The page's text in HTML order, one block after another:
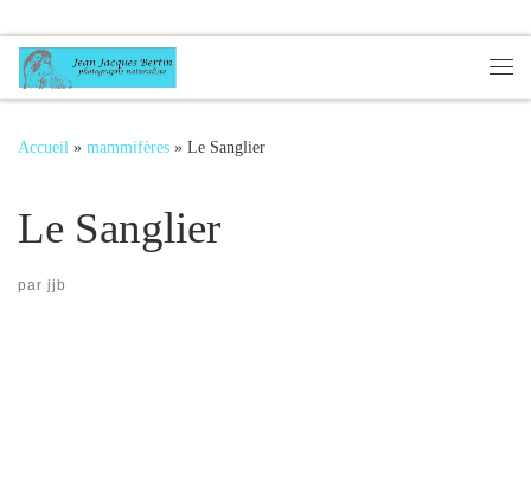
Passer au contenu
Accueil » mammifères » Le Sanglier
Le Sanglier
par jjb